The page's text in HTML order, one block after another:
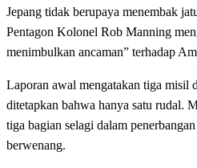
Jepang tidak berupaya menembak
Pentagon Kolonel Rob Manning
menimbulkan ancaman” terhadap
Laporan awal mengatakan tiga misil
ditetapkan bahwa hanya satu rudal.
tiga bagian selagi dalam
berwenang.